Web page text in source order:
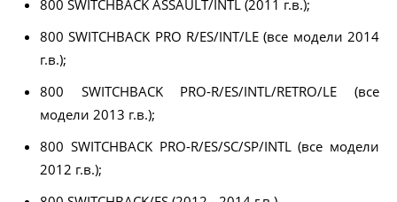
800 SWITCHBACK ASSAULT/INTL (2011 г.в.);
800 SWITCHBACK PRO R/ES/INT/LE (все модели 2014
г.в.);
800 SWITCHBACK PRO-R/ES/INTL/RETRO/LE (все
модели 2013 г.в.);
800 SWITCHBACK PRO-R/ES/SC/SP/INTL (все модели
2012 г.в.);